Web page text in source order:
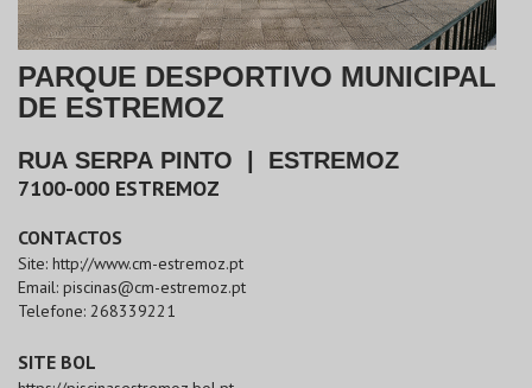
PARQUE DESPORTIVO MUNICIPAL
DE ESTREMOZ
RUA SERPA PINTO ESTREMOZ
7100-000 ESTREMOZ
CONTACTOS
Site: http://www.cm-estremoz.pt
Email: piscinas@cm-estremoz.pt
Telefone: 268339221
SITE BOL